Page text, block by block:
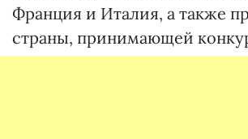
Франция и Италия, а также
страны, принимающей